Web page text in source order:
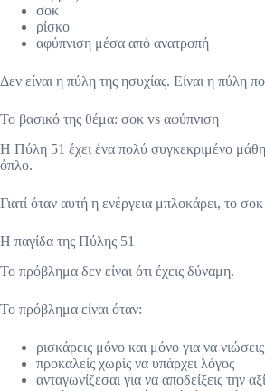
σοκ
ρίσκο
αφύπνιση μέσα από ανατροπή
Δεν είναι η πύλη της ησυχίας. Είναι η πύλη
Το βασικό της θέμα: σοκ vs αφύπνιση
Η Πύλη 51 έχει ένα πολύ συγκεκριμένο
όπλο.
Γιατί όταν αυτή η ενέργεια μπλοκάρει, το
Η παγίδα της Πύλης 51
Το πρόβλημα δεν είναι ότι έχεις δύναμη.
Το πρόβλημα είναι όταν:
ρισκάρεις μόνο και μόνο για να
προκαλείς χωρίς να υπάρχει λόγος
ανταγωνίζεσαι για να αποδείξεις την